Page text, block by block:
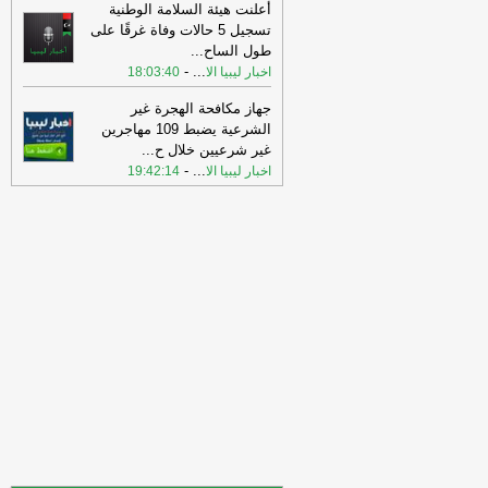
07:02
وزيرة الاقتصاد الألمانية تستبعد
حدوث انخفاض في أسعار الكهرباء
جريدة
الرياض
07:02
ارتفاع احتياطي النقد الأجنبي لدى
كوريا الجنوبية
جريدة الرياض
07:02
ارتفاع مؤشر الأسهم اليابانية بأكثر
من 3%
-جريدة الرياض
أعلنت هيئة السلامة الوطنية
تسجيل 5 حالات وفاة غرقًا على
طول الساح...
اخبار ليبيا الا...
-
18:03:40
جهاز مكافحة الهجرة غير
الشرعية يضبط 109 مهاجرين
غير شرعيين خلال ح...
اخبار ليبيا الا...
-
19:42:14